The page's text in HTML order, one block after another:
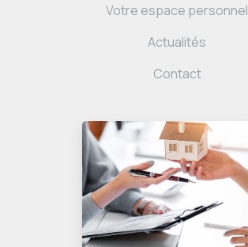
Votre espace personnel
Actualités
Contact